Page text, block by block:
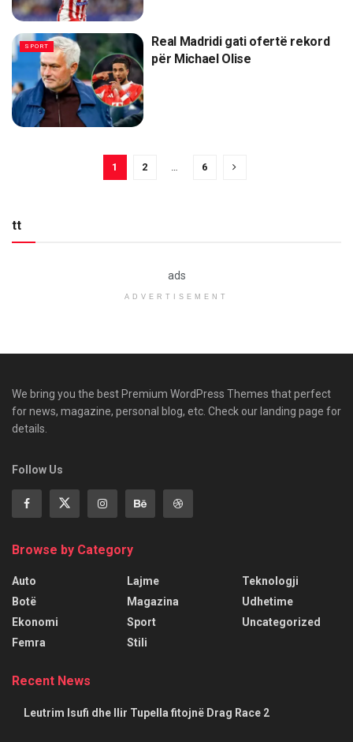
SPORT
Real Madridi gati ofertë rekord
për Michael Olise
1 2 … 6
tt
ads
ADVERTISEMENT
We bring you the best Premium WordPress Themes that perfect
for news, magazine, personal blog, etc. Check our landing page for
details.
Follow Us
Browse by Category
Auto
Botë
Ekonomi
Femra
Lajme
Magazina
Sport
Stili
Teknologji
Udhetime
Uncategorized
Recent News
Leutrim Isufi dhe Ilir Tupella fitojnë Drag Race 2